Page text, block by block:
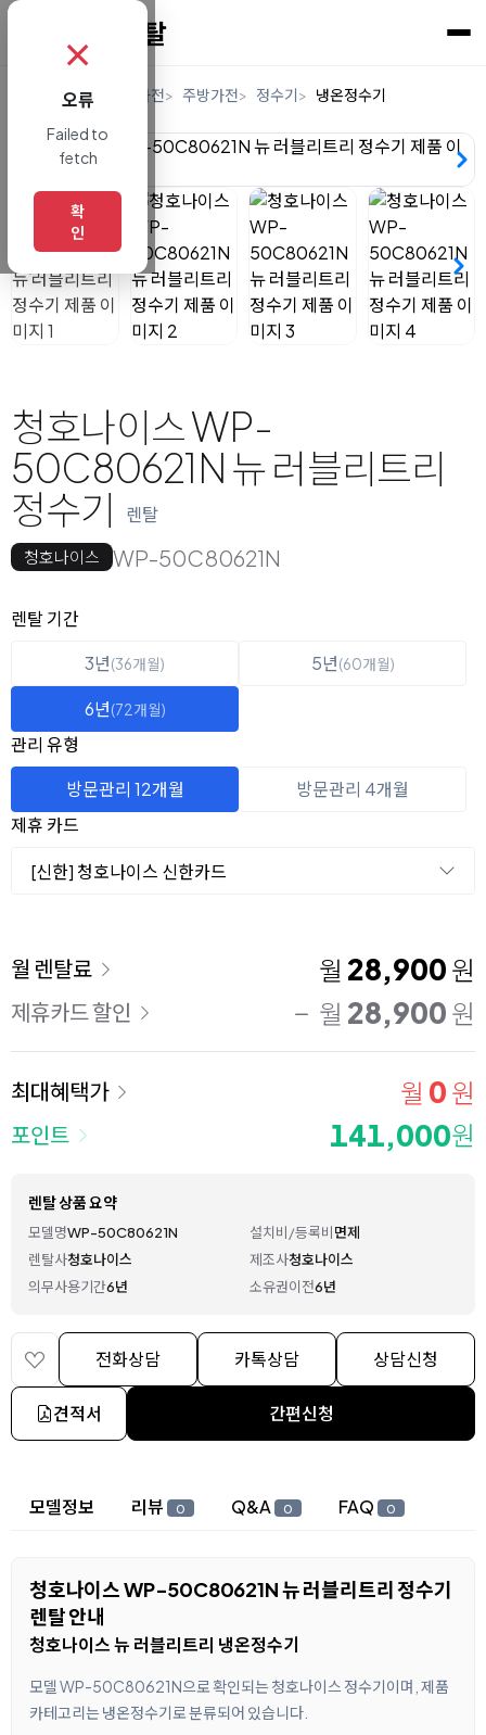
렌탈 디지털/가전 주방가전 정수기 냉온정수기
청호나이스 WP-
50C80621N 뉴 러블리트리
정수기
렌탈
청호나이스 WP-50C80621N
옵션 선택
렌탈 선택
렌탈 기간
3년(36개월) 5년(60개월)
6년(72개월)
관리 유형
방문관리 12개월
방문관리 4개월
제휴 카드
[신한] 청호나이스 신한카드
이용 요금
월 렌탈료 월 28,900 원
제휴카드 할인 월 28,900 원
최대혜택가 월 0 원
포인트 141,000원
렌탈 상품 요약
모델명WP-50C80621N 설치비/등록비면제
렌탈사청호나이스 제조사청호나이스
의무사용기간6년 소유권이전6년
전화상담 카톡상담 상담신청
견적서 간편신청
상세 정보
모델정보 리뷰 0 Q&A 0 FAQ 0
청호나이스 WP-50C80621N 뉴 러블리트리 정수기
렌탈 안내
청호나이스 뉴 러블리트리 냉온정수기
모델 WP-50C80621N으로 확인되는 청호나이스 정수기이며, 제품
카테고리는 냉온정수기로 분류되어 있습니다.
✗
오류
Failed to
fetch
확
인